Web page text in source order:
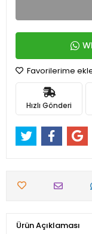
Favorilerime
Hızlı Gönderi
Ürün Açıklaması